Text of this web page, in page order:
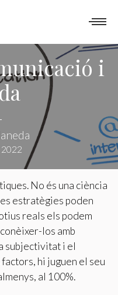
i
2022
No és una ciència
estratègies poden
reals els podem
los amb
subjectivitat i el
hi juguen el seu
al 100%.